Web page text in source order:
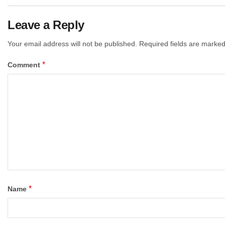
Leave a Reply
Your email address will not be published. Required fields are
Comment *
Name *